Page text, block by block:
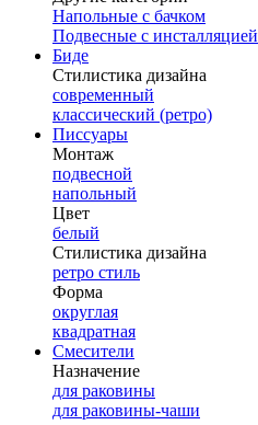
Напольные с бачком
Подвесные с инсталляцией
Биде
Стилистика дизайна
современный
классический (ретро)
Писсуары
Монтаж
подвесной
напольный
Цвет
белый
Стилистика дизайна
ретро стиль
Форма
округлая
квадратная
Смесители
Назначение
для раковины
для раковины-чаши